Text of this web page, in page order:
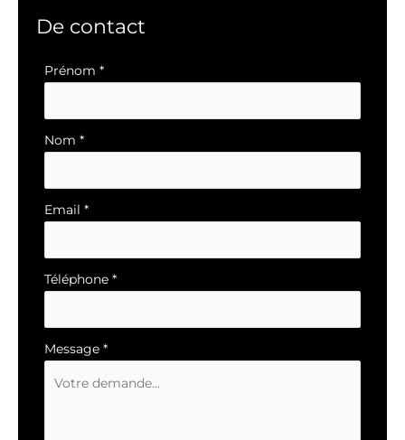
De contact
Formulaire
avec
téléphone
Prénom *
Nom *
Email *
Téléphone *
Message *